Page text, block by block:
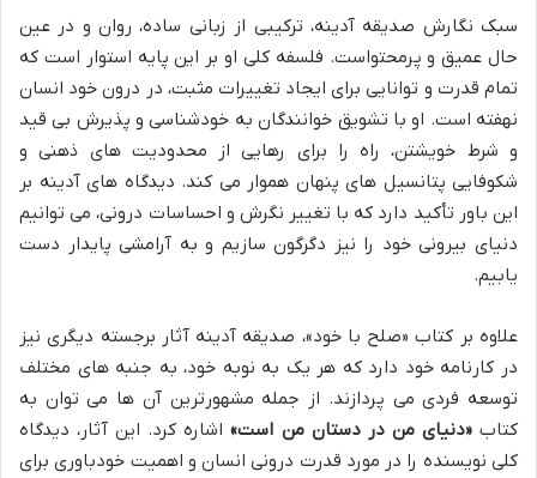
سبک نگارش صدیقه آدینه، ترکیبی از زبانی ساده، روان و در عین
حال عمیق و پرمحتواست. فلسفه کلی او بر این پایه استوار است که
تمام قدرت و توانایی برای ایجاد تغییرات مثبت، در درون خود انسان
نهفته است. او با تشویق خوانندگان به خودشناسی و پذیرش بی قید
و شرط خویشتن، راه را برای رهایی از محدودیت های ذهنی و
شکوفایی پتانسیل های پنهان هموار می کند. دیدگاه های آدینه بر
این باور تأکید دارد که با تغییر نگرش و احساسات درونی، می توانیم
دنیای بیرونی خود را نیز دگرگون سازیم و به آرامشی پایدار دست
یابیم.
علاوه بر کتاب «صلح با خود»، صدیقه آدینه آثار برجسته دیگری نیز
در کارنامه خود دارد که هر یک به نوبه خود، به جنبه های مختلف
توسعه فردی می پردازند. از جمله مشهورترین آن ها می توان به
کتاب«دنیای من در دستان من است»اشاره کرد. این آثار، دیدگاه
کلی نویسنده را در مورد قدرت درونی انسان و اهمیت خودباوری برای